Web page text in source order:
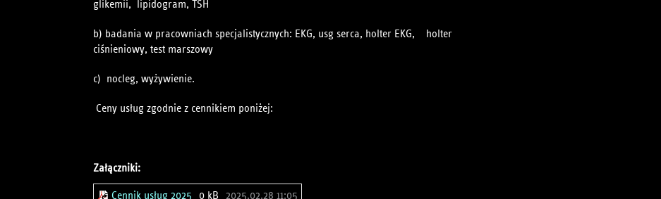
glikemii, lipidogram, TSH
b) badania w pracowniach specjalistycznych: EKG, usg serca, holter EKG, holter
ciśnieniowy, test marszowy
c) nocleg, wyżywienie.
Ceny usług zgodnie z cennikiem poniżej:
Załączniki:
Cennik usług 2025 0 kB 2025.02.28 11:05